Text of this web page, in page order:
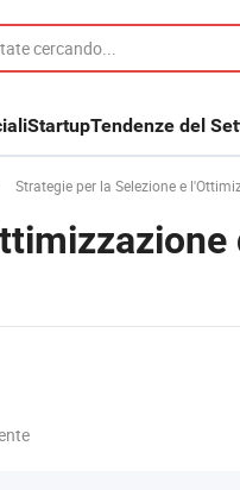
StartupTendenze del
Strategie per la Selezione e